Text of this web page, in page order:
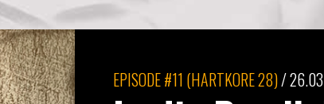
EPISODE#11 (HARTKORE 28)/